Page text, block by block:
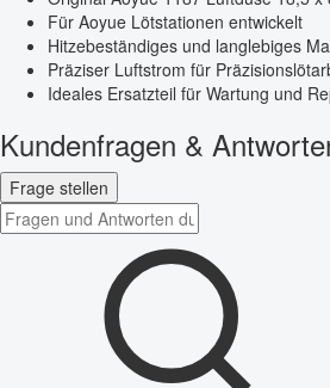
Für Aoyue Lötstationen entwickelt
Hitzebeständiges und langlebiges
Präziser Luftstrom für
Ideales Ersatzteil für Wartung und
Kundenfragen &
Frage stellen